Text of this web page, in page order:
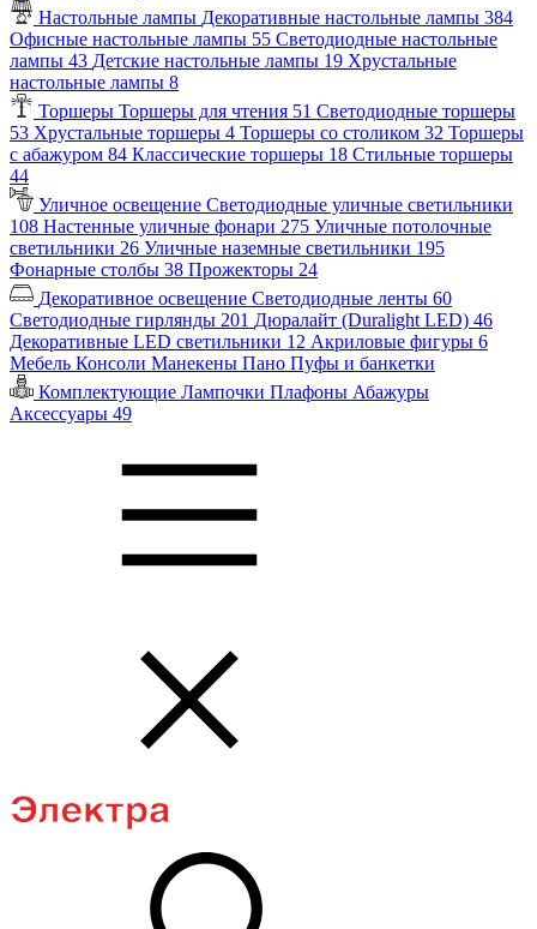
Настольные лампы Декоративные настольные лампы 384
Офисные настольные лампы 55 Светодиодные настольные
лампы 43 Детские настольные лампы 19 Хрустальные
настольные лампы 8
Торшеры Торшеры для чтения 51 Светодиодные торшеры
53 Хрустальные торшеры 4 Торшеры со столиком 32 Торшеры
с абажуром 84 Классические торшеры 18 Стильные торшеры
44
Уличное освещение Светодиодные уличные светильники
108 Настенные уличные фонари 275 Уличные потолочные
светильники 26 Уличные наземные светильники 195
Фонарные столбы 38 Прожекторы 24
Декоративное освещение Светодиодные ленты 60
Светодиодные гирлянды 201 Дюралайт (Duralight LED) 46
Декоративные LED светильники 12 Акриловые фигуры 6
Мебель Консоли Манекены Пано Пуфы и банкетки
Комплектующие Лампочки Плафоны Абажуры
Аксессуары 49